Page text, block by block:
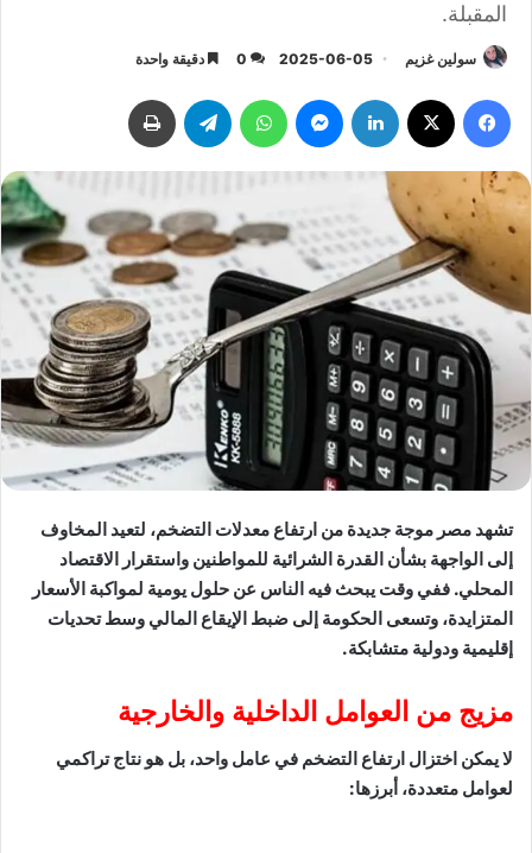
المقبلة.
سولين غزيم 2025-06-05
0 دقيقة واحدة
تشهد مصر موجة جديدة من ارتفاع معدلات التضخم، لتعيد المخاوف
إلى الواجهة بشأن القدرة الشرائية للمواطنين واستقرار الاقتصاد
المحلي. ففي وقت يبحث فيه الناس عن حلول يومية لمواكبة الأسعار
المتزايدة، وتسعى الحكومة إلى ضبط الإيقاع المالي وسط تحديات
إقليمية ودولية متشابكة.
مزيج من العوامل الداخلية والخارجية
لا يمكن اختزال ارتفاع التضخم في عامل واحد، بل هو نتاج تراكمي
لعوامل متعددة، أبرزها: